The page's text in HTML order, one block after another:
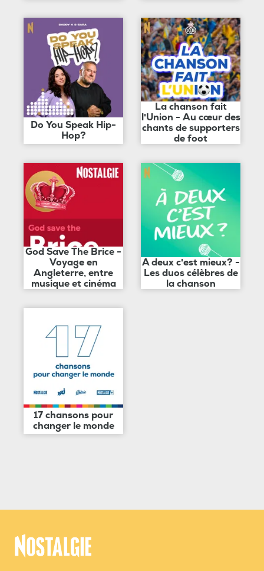
Do You Speak Hip-
Hop?
La chanson fait
l'Union - Au cœur des
chants de supporters
de foot
God Save The Brice -
Voyage en
Angleterre, entre
musique et cinéma
A deux c'est mieux? -
Les duos célèbres de
la chanson
17 chansons pour
changer le monde